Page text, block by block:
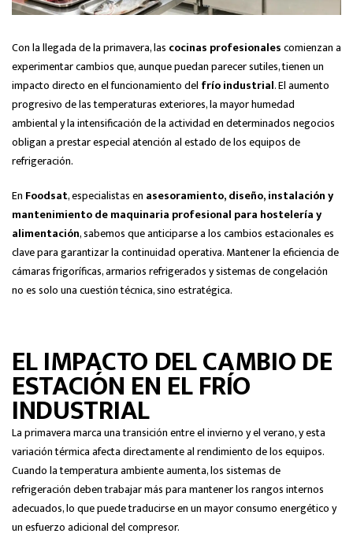
Con la llegada de la primavera, las cocinas profesionalescomienzan a
experimentar cambios que, aunque puedan parecer sutiles, tienen un
impacto directo en el funcionamiento del frío industrial. El aumento
progresivo de las temperaturas exteriores, la mayor humedad
ambiental y la intensificación de la actividad en determinados negocios
obligan a prestar especial atención al estado de los equipos de
refrigeración.
En Foodsat, especialistas en asesoramiento, diseño, instalación y
mantenimiento de maquinaria profesional para hostelería y
alimentación, sabemos que anticiparse a los cambios estacionales es
clave para garantizar la continuidad operativa. Mantener la eficiencia de
cámaras frigoríficas, armarios refrigerados y sistemas de congelación
no es solo una cuestión técnica, sino estratégica.
EL IMPACTO DEL CAMBIO DE
ESTACIÓN EN EL FRÍO
INDUSTRIAL
La primavera marca una transición entre el invierno y el verano, y esta
variación térmica afecta directamente al rendimiento de los equipos.
Cuando la temperatura ambiente aumenta, los sistemas de
refrigeración deben trabajar más para mantener los rangos internos
adecuados, lo que puede traducirse en un mayor consumo energético y
un esfuerzo adicional del compresor.